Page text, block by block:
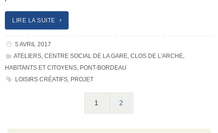
LIRE LA SUITE
5 AVRIL 2017
ATELIERS, CENTRE SOCIAL DE LA GARE, CLOS DE L'ARCHE,
HABITANTS ET CITOYENS, PONT-BORDEAU
LOISIRS CRÉATIFS, PROJET
1 2